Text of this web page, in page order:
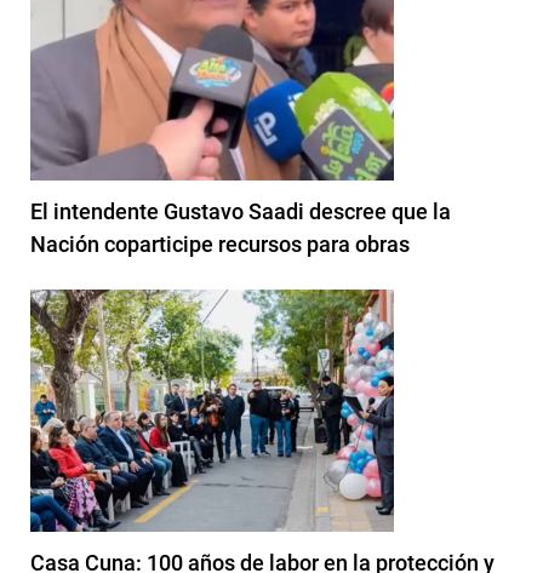
El intendente Gustavo Saadi descree que la
Nación coparticipe recursos para obras
Casa Cuna: 100 años de labor en la protección y